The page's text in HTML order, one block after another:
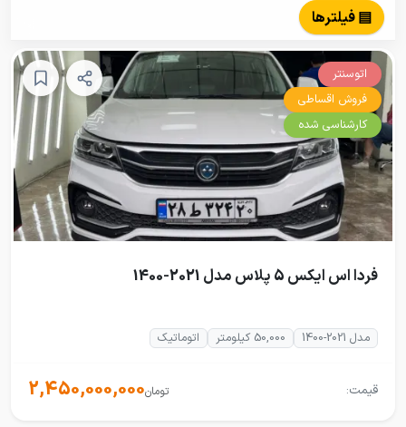
▤ فیلترها
اتوسنتر
فروش اقساطی
کارشناسی شده
فردا اس ایکس 5 پلاس مدل 2021-1400
مدل 2021-1400 50,000 کیلومتر اتوماتیک
قیمت: 2,450,000,000تومان